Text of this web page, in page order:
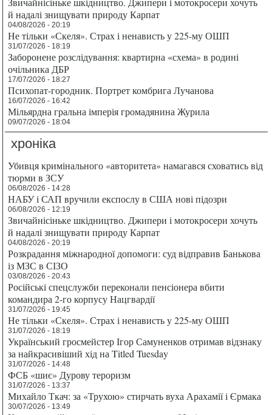
й надалі знищувати природу Карпат
04/08/2026 - 20:19
Не тільки «Скеля». Страх і ненависть у 225-му ОШП
31/07/2026 - 18:19
Заборонене розслідування: квартирна «схема» в родині
очільника ДБР
17/07/2026 - 18:27
Психопат-городник. Портрет комбрига Лучанова
16/07/2026 - 16:42
Мільярдна гральна імперія громадянина Журила
09/07/2026 - 18:04
хроніка
Убивця кримінального «авторитета» намагався сховатись від
тюрми в ЗСУ
06/08/2026 - 14:28
НАБУ і САП вручили експослу в США нові підозри
06/08/2026 - 12:19
Звичайнісіньке шкідництво. Джипери і мотокросери хочуть
й надалі знищувати природу Карпат
04/08/2026 - 20:19
Розкрадання міжнародної допомоги: суд відправив Банькова
із МЗС в СІЗО
03/08/2026 - 20:43
Російські спецслужби переконали пенсіонера вбити
командира 2-го корпусу Нацгвардії
31/07/2026 - 19:45
Не тільки «Скеля». Страх і ненависть у 225-му ОШП
31/07/2026 - 18:19
Український гросмейстер Ігор Самуненков отримав відзнаку
за найкрасивіший хід на Titled Tuesday
31/07/2026 - 14:48
ФСБ «шиє» Дурову тероризм
31/07/2026 - 13:37
Михайло Ткач: за «Трухою» стирчать вуха Арахамії і Єрмака
30/07/2026 - 13:49